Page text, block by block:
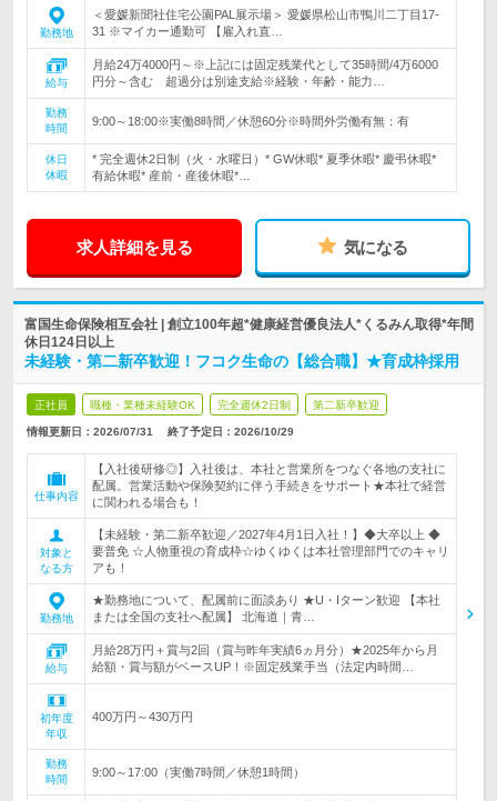
勤務地
＜愛媛新聞社住宅公園PAL展示場＞ 愛媛県松山市鴨川二丁目17-
31 ※マイカー通勤可 【雇入れ直…
給与
月給24万4000円～※上記には固定残業代として35時間/4万6000
円分～含む 超過分は別途支給※経験・年齢・能力…
勤務
時間
9:00～18:00※実働8時間／休憩60分※時間外労働有無：有
休日
休暇
* 完全週休2日制（火・水曜日）* GW休暇* 夏季休暇* 慶弔休暇*
有給休暇* 産前・産後休暇*…
求人詳細を見る 気になる
富国生命保険相互会社 | 創立100年超*健康経営優良法人*くるみん取得*年間
休日124日以上
未経験・第二新卒歓迎！フコク生命の【総合職】★育成枠採用
正社員 職種・業種未経験OK 完全週休2日制 第二新卒歓迎
情報更新日：2026/07/31 終了予定日： 2026/10/29
仕事内容
【入社後研修◎】入社後は、本社と営業所をつなぐ各地の支社に
配属。営業活動や保険契約に伴う手続きをサポート★本社で経営
に関われる場合も！
対象と
なる方
【未経験・第二新卒歓迎／2027年4月1日入社！】◆大卒以上 ◆
要普免 ☆人物重視の育成枠☆ゆくゆくは本社管理部門でのキャリ
アも！
勤務地
★勤務地について、配属前に面談あり ★U・Iターン歓迎 【本社
または全国の支社へ配属】 北海道｜青…
給与
月給28万円＋賞与2回（賞与昨年実績6ヵ月分）★2025年から月
給額・賞与額がベースUP！※固定残業手当（法定内時間…
初年度
年収
400万円～430万円
勤務
時間
9:00～17:00（実働7時間／休憩1時間）